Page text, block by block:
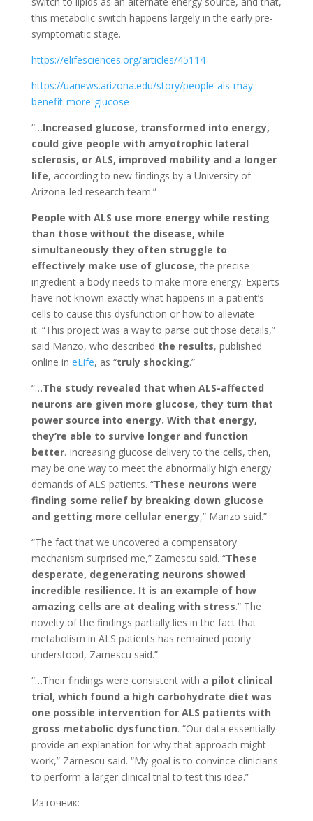
this metabolic switch happens largely in the early pre-
symptomatic stage.
https://elifesciences.org/articles/45114
https://uanews.arizona.edu/story/people-als-may-
benefit-more-glucose
“…Increased glucose, transformed into energy,
could give people with amyotrophic lateral
sclerosis, or ALS, improved mobility and a longer
life, according to new findings by a University of
Arizona-led research team.”
People with ALS use more energy while resting
than those without the disease, while
simultaneously they often struggle to
effectively make use of glucose, the precise
ingredient a body needs to make more energy. Experts
have not known exactly what happens in a patient’s
cells to cause this dysfunction or how to alleviate
it. “This project was a way to parse out those details,”
said Manzo, who described the results, published
online in eLife, as “truly shocking.”
“…The study revealed that when ALS-affected
neurons are given more glucose, they turn that
power source into energy. With that energy,
they’re able to survive longer and function
better. Increasing glucose delivery to the cells, then,
may be one way to meet the abnormally high energy
demands of ALS patients. “These neurons were
finding some relief by breaking down glucose
and getting more cellular energy,” Manzo said.”
“The fact that we uncovered a compensatory
mechanism surprised me,” Zarnescu said. “These
desperate, degenerating neurons showed
incredible resilience. It is an example of how
amazing cells are at dealing with stress.” The
novelty of the findings partially lies in the fact that
metabolism in ALS patients has remained poorly
understood, Zarnescu said.”
“…Their findings were consistent with a pilot clinical
trial, which found a high carbohydrate diet was
one possible intervention for ALS patients with
gross metabolic dysfunction. “Our data essentially
provide an explanation for why that approach might
work,” Zarnescu said. “My goal is to convince clinicians
to perform a larger clinical trial to test this idea.”
Източник: